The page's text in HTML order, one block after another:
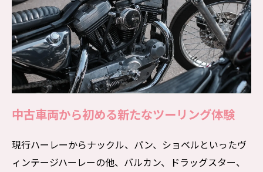
中古車両から初める新たなツーリング体験
現行ハーレーからナックル、パン、ショベルといったヴ
ィンテージハーレーの他、バルカン、ドラッグスター、